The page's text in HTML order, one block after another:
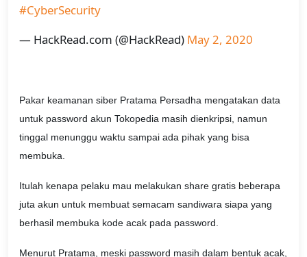
#CyberSecurity
— HackRead.com (@HackRead) May 2, 2020
Pakar keamanan siber Pratama Persadha mengatakan data
untuk password akun Tokopedia masih dienkripsi, namun
tinggal menunggu waktu sampai ada pihak yang bisa
membuka.
Itulah kenapa pelaku mau melakukan share gratis beberapa
juta akun untuk membuat semacam sandiwara siapa yang
berhasil membuka kode acak pada password.
Menurut Pratama, meski password masih dalam bentuk acak,